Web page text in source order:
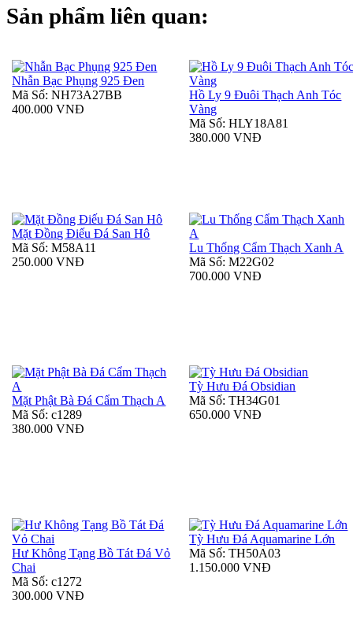
Sản phẩm liên quan:
Nhẫn Bạc Phụng 925 Đen
Mã Số: NH73A27BB
400.000 VNĐ
Hồ Ly 9 Đuôi Thạch Anh Tóc
Vàng
Mã Số: HLY18A81
380.000 VNĐ
Mặt Đồng Điếu Đá San Hô
Mã Số: M58A11
250.000 VNĐ
Lu Thống Cẩm Thạch Xanh A
Mã Số: M22G02
700.000 VNĐ
Mặt Phật Bà Đá Cẩm Thạch A
Mã Số: c1289
380.000 VNĐ
Tỳ Hưu Đá Obsidian
Mã Số: TH34G01
650.000 VNĐ
Hư Không Tạng Bồ Tát Đá Vỏ
Chai
Mã Số: c1272
300.000 VNĐ
Tỳ Hưu Đá Aquamarine Lớn
Mã Số: TH50A03
1.150.000 VNĐ